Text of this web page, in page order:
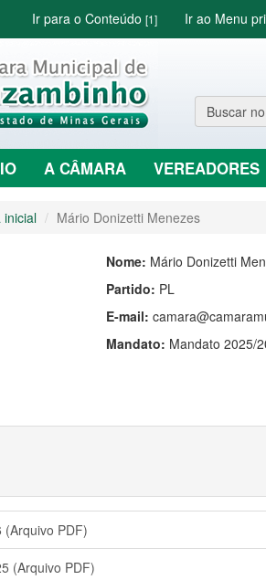
Ir para o Conteúdo [1] Ir ao Menu
Buscar
A CÂMARA VEREADORES
inicial Mário Donizetti Menezes
Nome: Mário Donizetti
Partido: PL
E-mail:
Mandato: Mandato 2025/
PDF)
(Arquivo PDF)